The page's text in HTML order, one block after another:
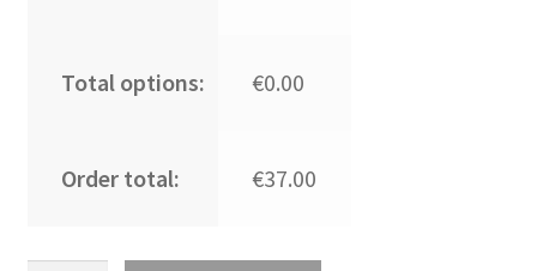
Total options: €0.00
Order total: €37.00